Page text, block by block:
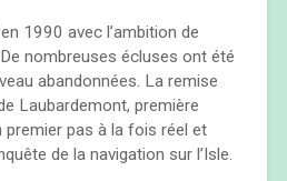
1990 avec l’ambition de
De nombreuses écluses ont été
abandonnées. La remise
Laubardemont, première
premier pas à la fois réel et
de la navigation sur l’Isle.